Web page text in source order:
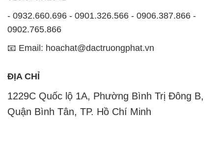
- 0932.660.696 - 0901.326.566 - 0906.387.866 -
0902.765.866
📧 Email: hoachat@dactruongphat.vn
ĐỊA CHỈ
1229C Quốc lộ 1A, Phường Bình Trị Đông B,
Quận Bình Tân, TP. Hồ Chí Minh